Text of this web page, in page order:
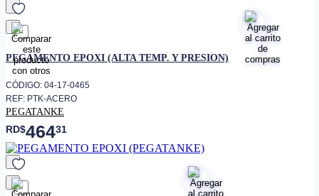
favorito
PEGAMENTO EPOXI (ALTA TEMP. Y PRESION)
CÓDIGO: 04-17-0465
REF: PTK-ACERO
PEGATANKE
RD$46431